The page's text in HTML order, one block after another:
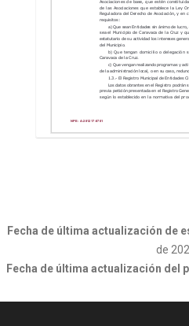
Fecha de última actualización de
de
Fecha de última actualización del